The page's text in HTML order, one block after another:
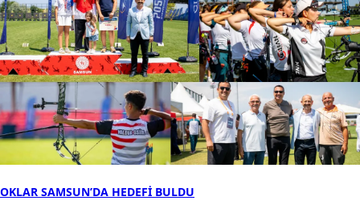
OKLAR SAMSUN’DA HEDEFİ BULDU